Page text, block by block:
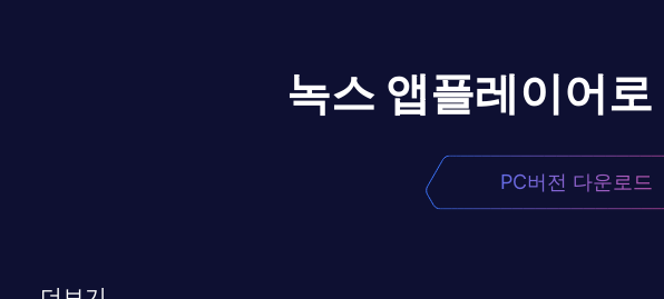
녹스 앱플레이어로
PC버전 다운로드